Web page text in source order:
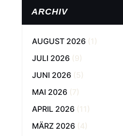
ARCHIV
AUGUST 2026(1)
JULI 2026(9)
JUNI 2026(5)
MAI 2026(7)
APRIL 2026(11)
MÄRZ 2026(4)